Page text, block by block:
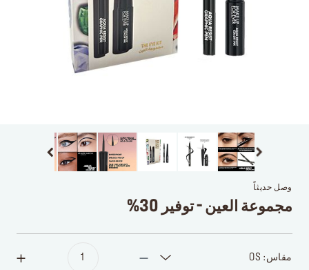
وصل حديثاً
مجموعة العين - توفير 30%
مقاس: OS